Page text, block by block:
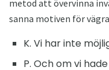
metod att övervinna
sanna motiven för
K. Vi har inte
P. Och om vi